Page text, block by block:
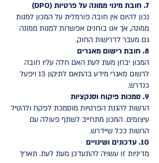
7. חובת מינוי ממונה על פרטיות (DPO)
נכון להיום אין חובה פורמלית על המכון למנות
ממונה, אך אנו בוחנים אפשרות למנות ממונה
גם מעבר לדרישות החוק.
8. חובת רישום מאגרים
המכון יבחן מעת לעת האם חלה עליו חובה
לרשום מאגרי מידע בהתאם לתיקון 13 ויפעל
כנדרש.
9. סמכות פיקוח וסנקציות
הרשות להגנת הפרטיות מוסמכת לפקח ולהטיל
עיצומים. המכון מתחייב לשתף פעולה עם
הרשות ככל שיידרש.
10. עדכונים ושינויים
מדיניות זו עשויה להתעדכן מעת לעת. תאריך